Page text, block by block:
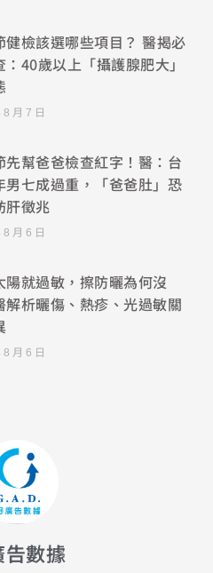
健檢該選哪些項目？ 醫揭必
：40歲以上「攝護腺肥大」
8 月 7 日
先幫爸爸檢查紅字！醫：台
男七成過重，「爸爸肚」恐
肝徵兆
月 6 日
陽就過敏，擦防曬為何沒
解析曬傷、熱疹、光過敏關
月 6 日
數據